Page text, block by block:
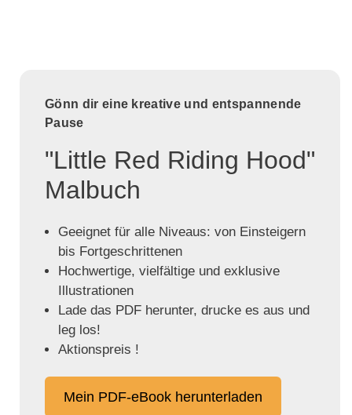
Gönn dir eine kreative und entspannende
Pause
"Little Red Riding Hood"
Malbuch
Geeignet für alle Niveaus: von Einsteigern
bis Fortgeschrittenen
Hochwertige, vielfältige und exklusive
Illustrationen
Lade das PDF herunter, drucke es aus und
leg los!
Aktionspreis !
Mein PDF-eBook herunterladen